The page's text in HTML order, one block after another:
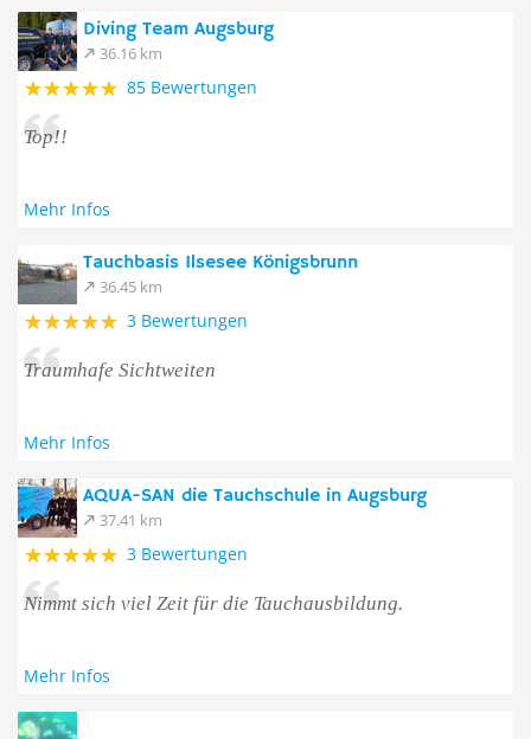
Diving Team Augsburg
36.16 km
85 Bewertungen
Top!!
Mehr Infos
Tauchbasis Ilsesee Königsbrunn
36.45 km
3 Bewertungen
Traumhafe Sichtweiten
Mehr Infos
AQUA-SAN die Tauchschule in Augsburg
37.41 km
3 Bewertungen
Nimmt sich viel Zeit für die Tauchausbildung.
Mehr Infos